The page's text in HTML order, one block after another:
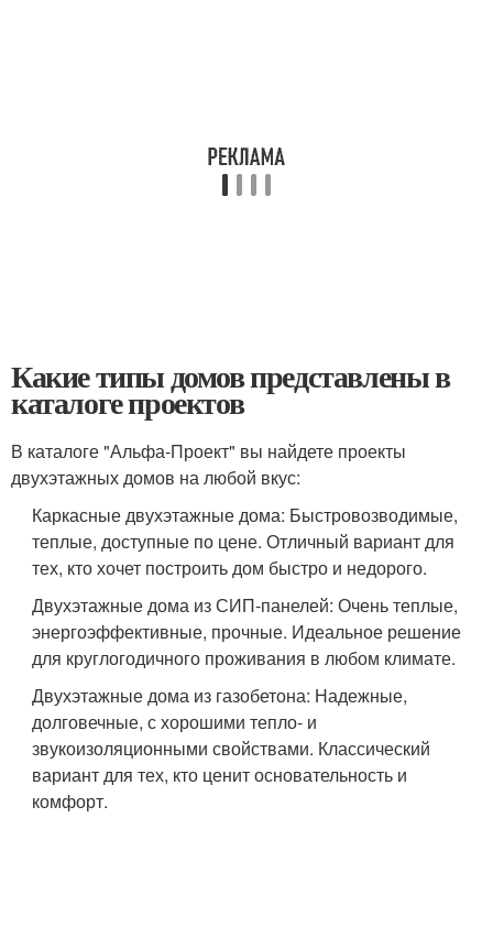
Какие типы домов представлены в
каталоге проектов
В каталоге "Альфа-Проект" вы найдете проекты
двухэтажных домов на любой вкус:
Каркасные двухэтажные дома: Быстровозводимые,
теплые, доступные по цене. Отличный вариант для
тех, кто хочет построить дом быстро и недорого.
Двухэтажные дома из СИП-панелей: Очень теплые,
энергоэффективные, прочные. Идеальное решение
для круглогодичного проживания в любом климате.
Двухэтажные дома из газобетона: Надежные,
долговечные, с хорошими тепло- и
звукоизоляционными свойствами. Классический
вариант для тех, кто ценит основательность и
комфорт.